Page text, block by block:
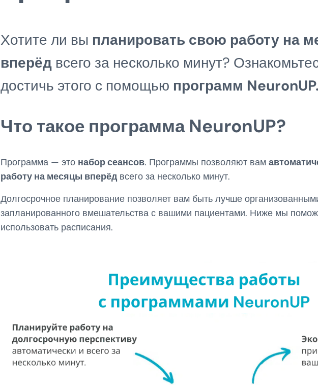
Хотите ли вы планировать свою работу на
вперёд всего за несколько минут?
достичь этого с помощью программ
Что такое программа NeuronUP?
Программа — это набор сеансов. Программы позволяют вам
работу на месяцы вперёд всего за несколько минут.
Долгосрочное планирование позволяет вам быть лучше
запланированного вмешательства с вашими пациентами. Ниже мы
использовать расписания.